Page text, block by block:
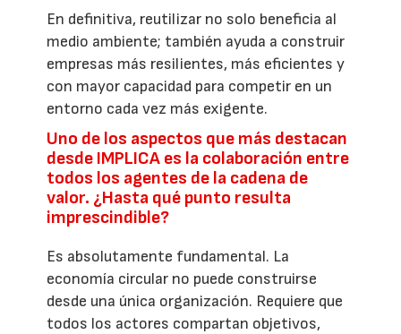
En definitiva, reutilizar no solo beneficia al
medio ambiente; también ayuda a construir
empresas más resilientes, más eficientes y
con mayor capacidad para competir en un
entorno cada vez más exigente.
Uno de los aspectos que más destacan
desde IMPLICA es la colaboración entre
todos los agentes de la cadena de
valor. ¿Hasta qué punto resulta
imprescindible?
Es absolutamente fundamental. La
economía circular no puede construirse
desde una única organización. Requiere que
todos los actores compartan objetivos,